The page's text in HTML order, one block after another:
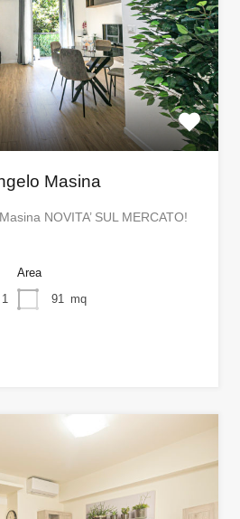
Masina
NOVITA’ SUL MERCATO!
1
Area
91 mq